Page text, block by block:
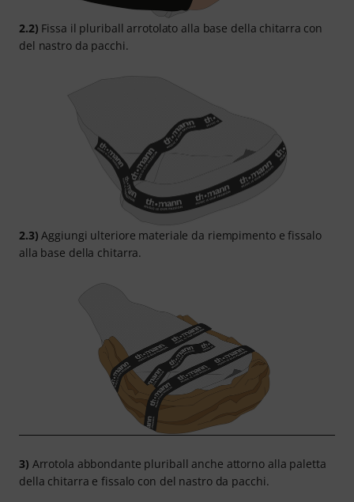
2.2) Fissa il pluriball arrotolato alla base della chitarra con
del nastro da pacchi.
2.3)Aggiungi ulteriore materiale da riempimento e fissalo
alla base della chitarra.
3) Arrotola abbondante pluriball anche attorno alla paletta
della chitarra e fissalo con del nastro da pacchi.